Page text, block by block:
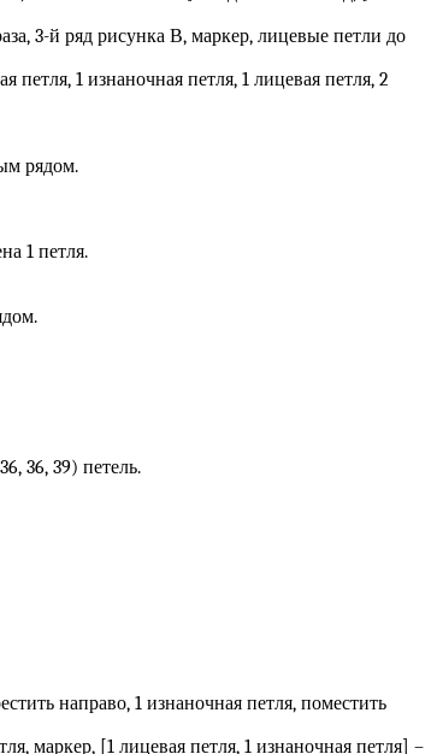
3-й ряд рисунка В, маркер, лицевые петли до
1 изнаночная петля, 1 лицевая петля, 2
рядом.
1 петля.
36, 39) петель.
направо, 1 изнаночная петля, поместить
маркер, [1 лицевая петля, 1 изнаночная петля] –